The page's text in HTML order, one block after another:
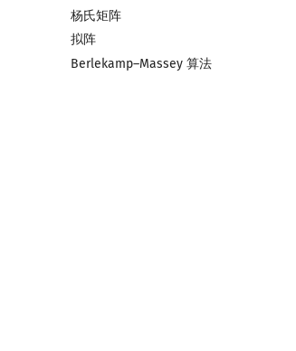
卢卡斯定理
同余方程
二次剩余
形式幂级数复合|复合逆
普通生成函数
指数生成函数
范德蒙德卷积
Pólya 计数
图论计数
Jordan标准型
零和游戏
非公平组合游戏
数值积分
高斯消元
牛顿迭代法
杨氏矩阵
拟阵
Berlekamp–Massey 算法